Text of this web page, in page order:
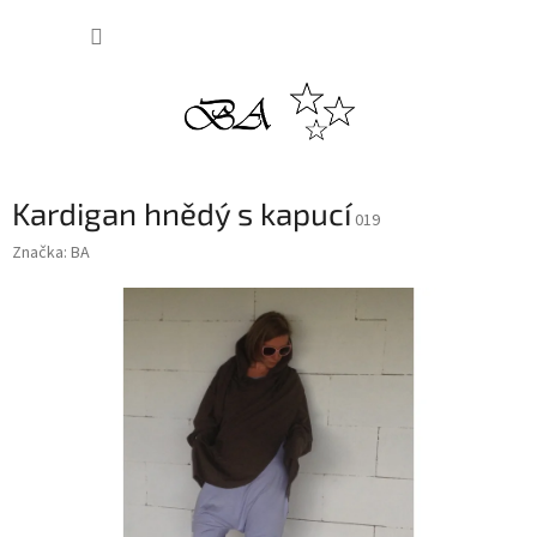
Kardigan hnědý s kapucí 019
Značka: BA